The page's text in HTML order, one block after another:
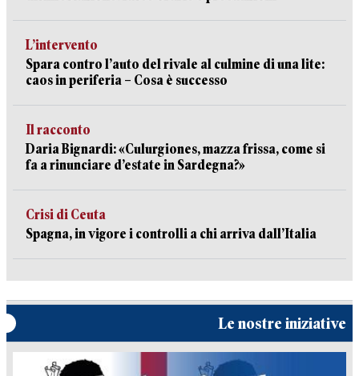
L’intervento
Spara contro l’auto del rivale al culmine di una lite:
caos in periferia – Cosa è successo
Il racconto
Daria Bignardi: «Culurgiones, mazza frissa, come si
fa a rinunciare d’estate in Sardegna?»
Crisi di Ceuta
Spagna, in vigore i controlli a chi arriva dall’Italia
Le nostre iniziative